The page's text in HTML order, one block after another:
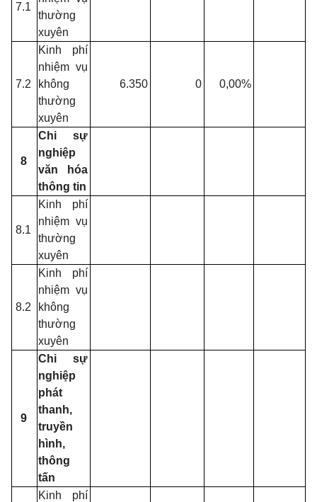
7.1
thường
xuyên
7.2
Kinh phí
nhiệm vụ
không
thường
xuyên
6.350 0 0,00%
8
Chi sự
nghiệp
văn hóa
thông tin
8.1
Kinh phí
nhiệm vụ
thường
xuyên
8.2
Kinh phí
nhiệm vụ
không
thường
xuyên
9
Chi sự
nghiệp
phát
thanh,
truyền
hình,
thông
tấn
Kinh phí